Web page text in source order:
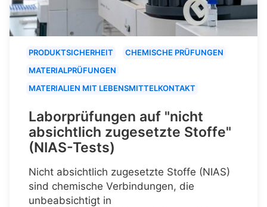
PRODUKTSICHERHEIT
CHEMISCHE PRÜFUNGEN
MATERIALPRÜFUNGEN
MATERIALIEN MIT LEBENSMITTELKONTAKT
Laborprüfungen auf "nicht
absichtlich zugesetzte Stoffe"
(NIAS-Tests)
Nicht absichtlich zugesetzte Stoffe (NIAS)
sind chemische Verbindungen, die
unbeabsichtigt in